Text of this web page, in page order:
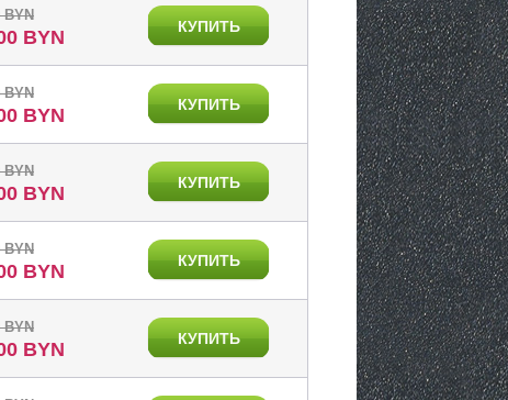
BYN
BYN КУПИТЬ
BYN
BYN КУПИТЬ
BYN
BYN КУПИТЬ
BYN
BYN КУПИТЬ
BYN
BYN КУПИТЬ